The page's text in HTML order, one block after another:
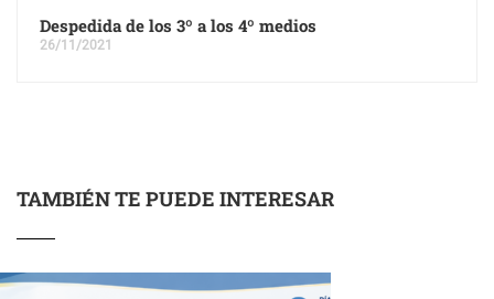
Despedida de los 3º a los 4º medios
26/11/2021
TAMBIÉN TE PUEDE INTERESAR